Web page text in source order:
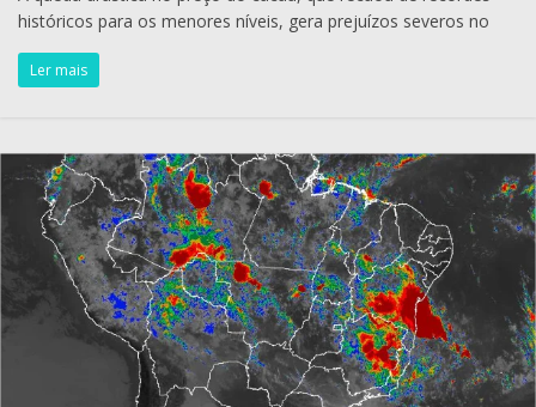
históricos para os menores níveis, gera prejuízos severos no
Ler mais